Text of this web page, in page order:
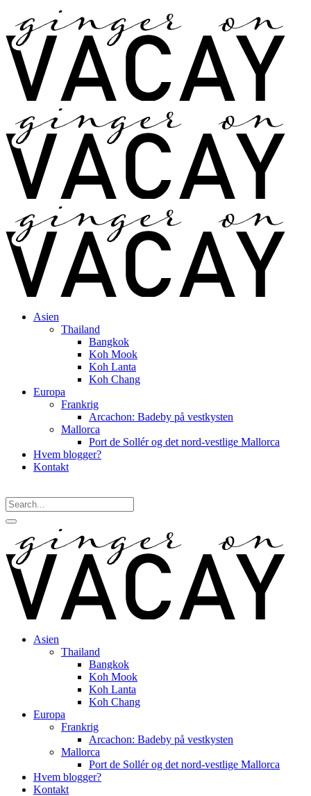
Asien
Thailand
Bangkok
Koh Mook
Koh Lanta
Koh Chang
Europa
Frankrig
Arcachon: Badeby på vestkysten
Mallorca
Port de Sollér og det nord-vestlige Mallorca
Hvem blogger?
Kontakt
Asien
Thailand
Bangkok
Koh Mook
Koh Lanta
Koh Chang
Europa
Frankrig
Arcachon: Badeby på vestkysten
Mallorca
Port de Sollér og det nord-vestlige Mallorca
Hvem blogger?
Kontakt